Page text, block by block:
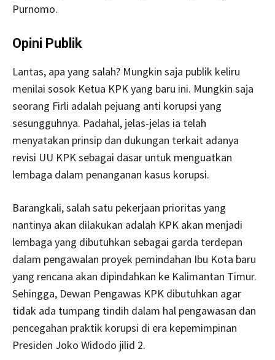
Purnomo.
Opini Publik
Lantas, apa yang salah? Mungkin saja publik keliru
menilai sosok Ketua KPK yang baru ini. Mungkin saja
seorang Firli adalah pejuang anti korupsi yang
sesungguhnya. Padahal, jelas-jelas ia telah
menyatakan prinsip dan dukungan terkait adanya
revisi UU KPK sebagai dasar untuk menguatkan
lembaga dalam penanganan kasus korupsi.
Barangkali, salah satu pekerjaan prioritas yang
nantinya akan dilakukan adalah KPK akan menjadi
lembaga yang dibutuhkan sebagai garda terdepan
dalam pengawalan proyek pemindahan Ibu Kota baru
yang rencana akan dipindahkan ke Kalimantan Timur.
Sehingga, Dewan Pengawas KPK dibutuhkan agar
tidak ada tumpang tindih dalam hal pengawasan dan
pencegahan praktik korupsi di era kepemimpinan
Presiden Joko Widodo jilid 2.